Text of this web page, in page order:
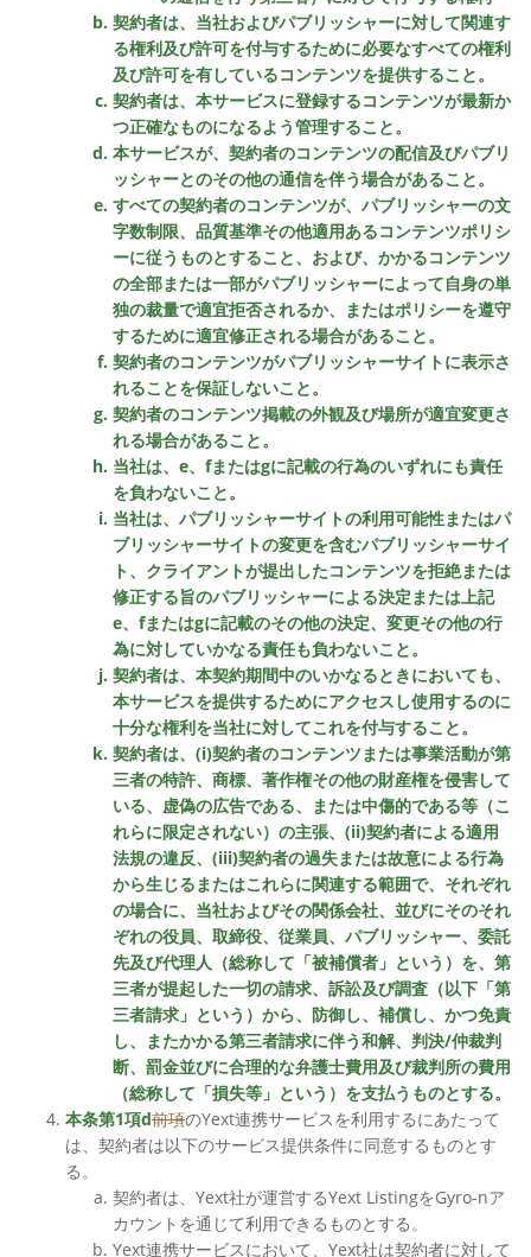
契約者は、当社およびパブリッシャーに対して関連す
る権利及び許可を付与するために必要なすべての権利
及び許可を有しているコンテンツを提供すること。
契約者は、本サービスに登録するコンテンツが最新か
つ正確なものになるよう管理すること。
本サービスが、契約者のコンテンツの配信及びパブリ
ッシャーとのその他の通信を伴う場合があること。
すべての契約者のコンテンツが、パブリッシャーの文
字数制限、品質基準その他適用あるコンテンツポリシ
ーに従うものとすること、および、かかるコンテンツ
の全部または一部がパブリッシャーによって自身の単
独の裁量で適宜拒否されるか、またはポリシーを遵守
するために適宜修正される場合があること。
契約者のコンテンツがパブリッシャーサイトに表示さ
れることを保証しないこと。
契約者のコンテンツ掲載の外観及び場所が適宜変更さ
れる場合があること。
当社は、e、fまたはgに記載の行為のいずれにも責任
を負わないこと。
当社は、パブリッシャーサイトの利用可能性またはパ
ブリッシャーサイトの変更を含むパブリッシャーサイ
ト、クライアントが提出したコンテンツを拒絶または
修正する旨のパブリッシャーによる決定または上記
e、fまたはgに記載のその他の決定、変更その他の行
為に対していかなる責任も負わないこと。
契約者は、本契約期間中のいかなるときにおいても、
本サービスを提供するためにアクセスし使用するのに
十分な権利を当社に対してこれを付与すること。
契約者は、(i)契約者のコンテンツまたは事業活動が第
三者の特許、商標、著作権その他の財産権を侵害して
いる、虚偽の広告である、または中傷的である等（こ
れらに限定されない）の主張、(ii)契約者による適用
法規の違反、(iii)契約者の過失または故意による行為
から生じるまたはこれらに関連する範囲で、それぞれ
の場合に、当社およびその関係会社、並びにそのそれ
ぞれの役員、取締役、従業員、パブリッシャー、委託
先及び代理人（総称して「被補償者」という）を、第
三者が提起した一切の請求、訴訟及び調査（以下「第
三者請求」という）から、防御し、補償し、かつ免責
し、またかかる第三者請求に伴う和解、判決/仲裁判
断、罰金並びに合理的な弁護士費用及び裁判所の費用
（総称して「損失等」という）を支払うものとする。
本条第1項d前項のYext連携サービスを利用するにあたって
は、契約者は以下のサービス提供条件に同意するものとす
る。
契約者は、Yext社が運営するYext ListingをGyro-nア
カウントを通じて利用できるものとする。
Yext連携サービスにおいて、Yext社は契約者に対して